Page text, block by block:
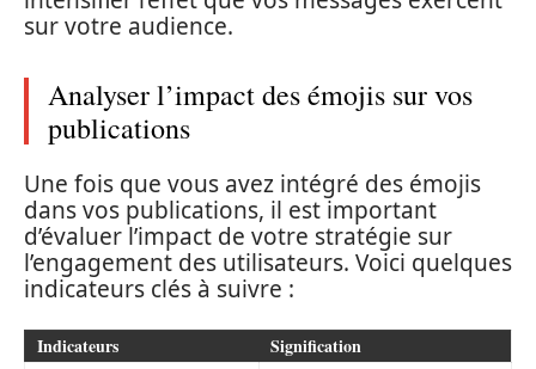
sur votre audience.
Analyser l’impact des émojis sur vos
publications
Une fois que vous avez intégré des émojis
dans vos publications, il est important
d’évaluer l’impact de votre stratégie sur
l’engagement des utilisateurs. Voici quelques
indicateurs clés à suivre :
Indicateurs Signification